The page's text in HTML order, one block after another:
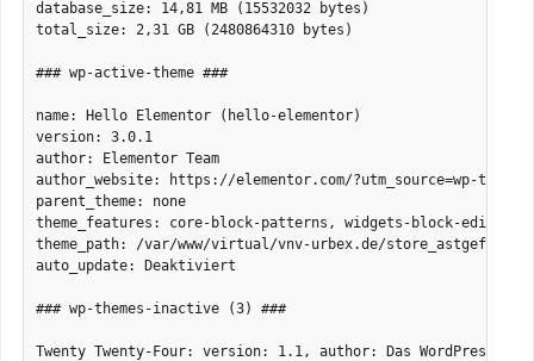
database_size: 14,81 MB (15532032 bytes)
total_size: 2,31 GB (2480864310 bytes)
### wp-active-theme ###
name: Hello Elementor (hello-elementor)
version: 3.0.1
author: Elementor Team
author_website: https://elementor.com/?utm_source=wp-
parent_theme: none
theme_features: core-block-patterns, widgets-block-
theme_path: /var/www/virtual/vnv-urbex.de/
auto_update: Deaktiviert
### wp-themes-inactive (3) ###
Twenty Twenty-Four: version: 1.1, author: Das WordPress-